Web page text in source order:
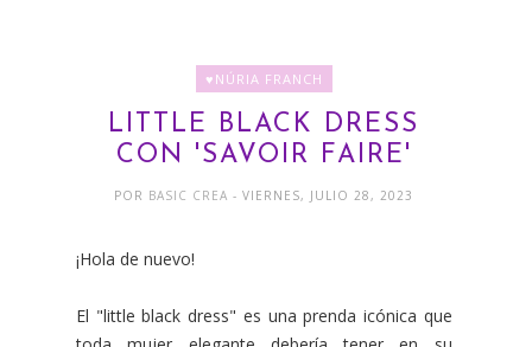
♥NÚRIA FRANCH
LITTLE BLACK DRESS
CON 'SAVOIR FAIRE'
POR BASIC CREA- VIERNES, JULIO 28, 2023
¡Hola de nuevo!
El "little black dress" es una prenda icónica que